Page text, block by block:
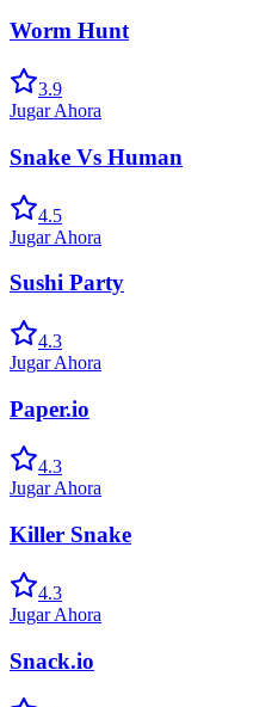
Worm Hunt
3.9
Jugar Ahora
Snake Vs Human
4.5
Jugar Ahora
Sushi Party
4.3
Jugar Ahora
Paper.io
4.3
Jugar Ahora
Killer Snake
4.3
Jugar Ahora
Snack.io